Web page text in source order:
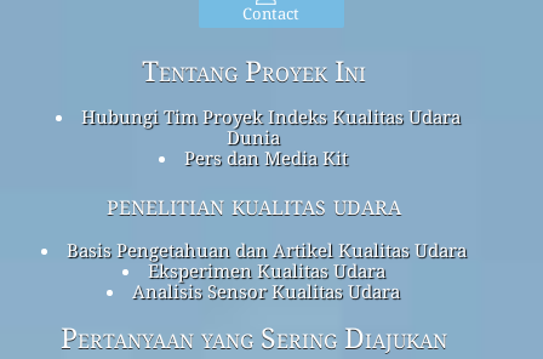
Contact
Tentang Proyek Ini
Hubungi Tim Proyek Indeks Kualitas Udara
Dunia
Pers dan Media Kit
penelitian kualitas udara
Basis Pengetahuan dan Artikel Kualitas Udara
Eksperimen Kualitas Udara
Analisis Sensor Kualitas Udara
Pertanyaan yang Sering Diajukan